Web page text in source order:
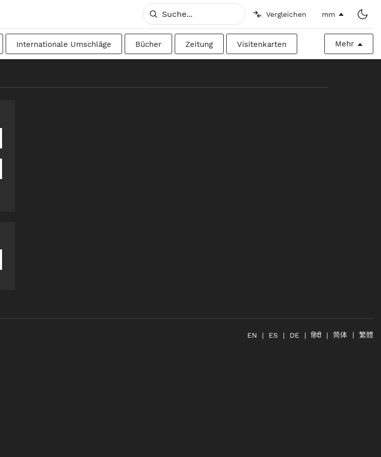
Vergleichen mm
Internationale Umschläge Bücher Zeitung Visitenkarten Mehr
EN ES DE हिंदी 简体 繁體